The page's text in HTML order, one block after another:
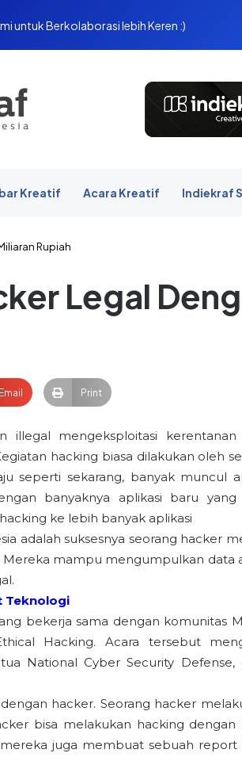
untuk Berkolaborasi lebih Keren :)
Kreatif Acara Kreatif Indiekraf
Rupiah
Legal
Email Print
mengeksploitasi kerentanan
hacking biasa dilakukan oleh
seperti sekarang, banyak muncul
banyaknya aplikasi baru
ke lebih banyak aplikasi
adalah suksesnya seorang hacker
mampu mengumpulkan data
Teknologi
bekerja sama dengan komunitas
Hacking. Acara tersebut
National Cyber Security Defense,
hacker. Seorang hacker
bisa melakukan hacking dengan
juga membuat sebuah